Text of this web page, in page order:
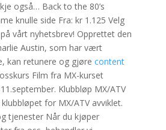
også… Back to the 80’s
knulle side Fra: kr 1.125 Velg
vårt nyhetsbrev! Opprettet den
Austin, som har vært
kan retunere og gjøre content
Film fra MX-kurset
Klubbløp MX/ATV
for MX/ATV avviklet.
tjenester Når du kjøper